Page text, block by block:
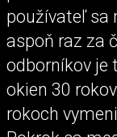
používateľ sa
aspoň raz za
odborníkov je
okien 30
rokoch